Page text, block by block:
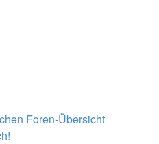
Foren-Übersicht